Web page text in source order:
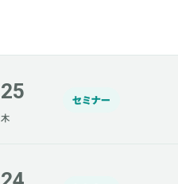
25
木
セミナー